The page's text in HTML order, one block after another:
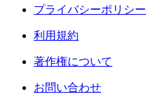
プライバシーポリシー
利用規約
著作権について
お問い合わせ